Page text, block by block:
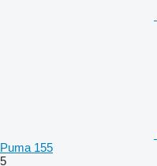
Puma 155
5